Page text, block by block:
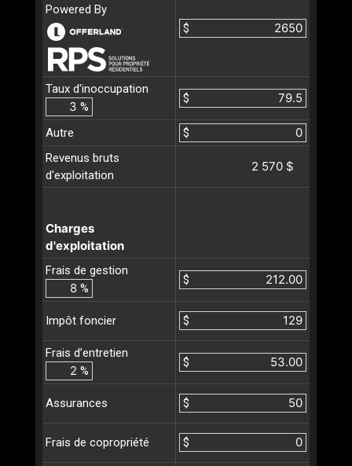
Powered By
$
Taux d'inoccupation
%
$
Autre
$
Revenus bruts
d'exploitation
2 570 $
Charges
d'exploitation
Frais de gestion
%
$
Impôt foncier $
Frais d’entretien
%
$
Assurances $
Frais de copropriété $